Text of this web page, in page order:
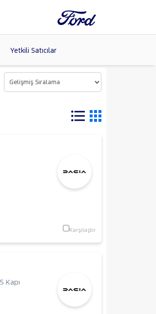
Yetkili Satıcılar
Karşılaştır
Kapı